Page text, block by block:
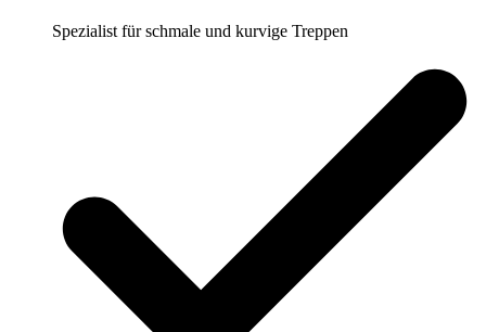
Spezialist für schmale und kurvige Treppen